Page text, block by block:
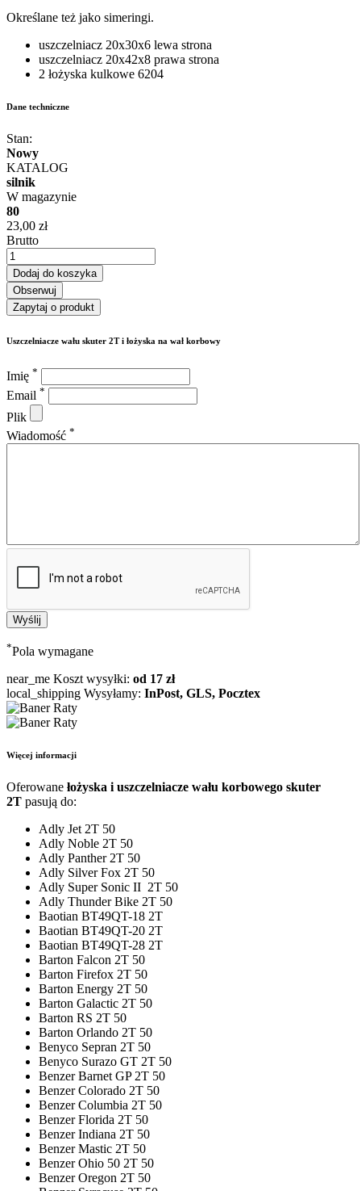
Określane też jako simeringi.
uszczelniacz 20x30x6 lewa strona
uszczelniacz 20x42x8 prawa strona
2 łożyska kulkowe 6204
Dane techniczne
Stan:
Nowy
KATALOG
silnik
W magazynie
80
23,00 zł
Brutto
Dodaj do koszyka
Obserwuj
Zapytaj o produkt
Uszczelniacze wału skuter 2T i łożyska na wał korbowy
Imię *
Email *
Plik
Wiadomość *
*Pola wymagane
near_me Koszt wysyłki: od 17 zł
local_shipping Wysyłamy: InPost, GLS, Pocztex
Więcej informacji
Oferowane łożyska i uszczelniacze wału korbowego skuter
2T pasują do:
Adly Jet 2T 50
Adly Noble 2T 50
Adly Panther 2T 50
Adly Silver Fox 2T 50
Adly Super Sonic II 2T 50
Adly Thunder Bike 2T 50
Baotian BT49QT-18 2T
Baotian BT49QT-20 2T
Baotian BT49QT-28 2T
Barton Falcon 2T 50
Barton Firefox 2T 50
Barton Energy 2T 50
Barton Galactic 2T 50
Barton RS 2T 50
Barton Orlando 2T 50
Benyco Sepran 2T 50
Benyco Surazo GT 2T 50
Benzer Barnet GP 2T 50
Benzer Colorado 2T 50
Benzer Columbia 2T 50
Benzer Florida 2T 50
Benzer Indiana 2T 50
Benzer Mastic 2T 50
Benzer Ohio 50 2T 50
Benzer Oregon 2T 50